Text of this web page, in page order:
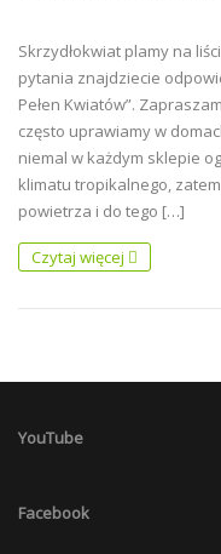
Skrzydłokwiat plamy na
pytania znajdziecie
Pełen Kwiatów”.
często uprawiamy w
niemal w każdym sklepie
klimatu tropikalnego,
powietrza i do tego […]
Czytaj więcej
YouTube
Facebook